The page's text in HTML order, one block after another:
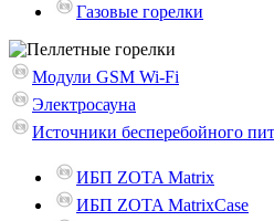
Газовые горелки
Модули GSM Wi-Fi
Электросауна
Источники бесперебойного
ИБП ZOTA Matrix
ИБП ZOTA MatrixCase